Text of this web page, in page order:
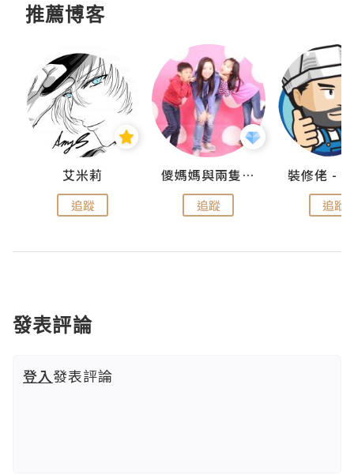
推薦博客
艾米莉
追蹤
儍媽媽與兩隻小魔怪之家
追蹤 追蹤
發表評論
登入發表評論